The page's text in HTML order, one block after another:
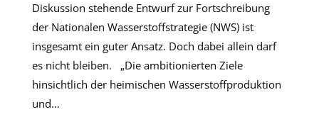
Diskussion stehende Entwurf zur Fortschreibung
der Nationalen Wasserstoffstrategie (NWS) ist
insgesamt ein guter Ansatz. Doch dabei allein darf
es nicht bleiben. „Die ambitionierten Ziele
hinsichtlich der heimischen Wasserstoffproduktion
und…